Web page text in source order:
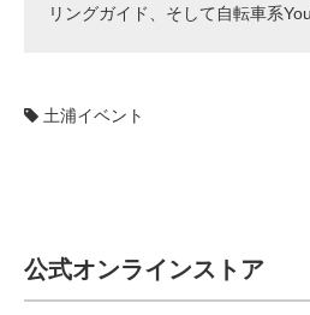
リングガイド、そして自転車系
土浦イベント
公式オンラインストア